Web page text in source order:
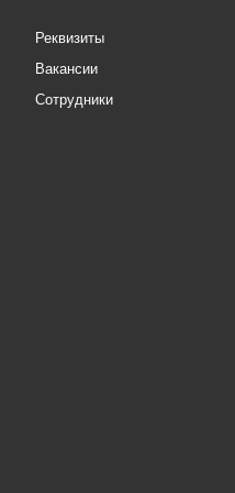
Реквизиты
Вакансии
Сотрудники